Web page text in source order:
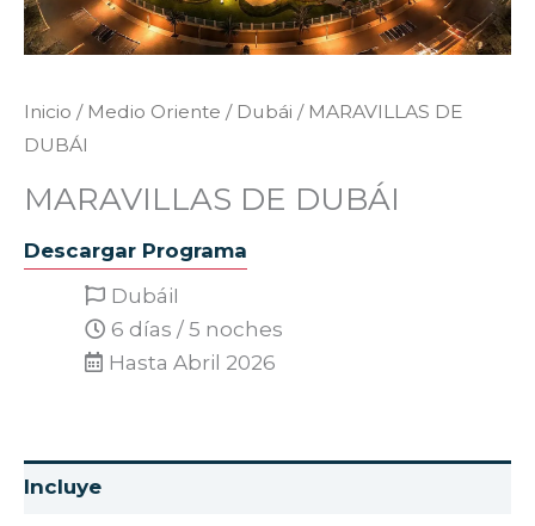
Inicio / Medio Oriente / Dubái / MARAVILLAS DE
DUBÁI
MARAVILLAS DE DUBÁI
Descargar Programa
DubáiI
6 días / 5 noches
Hasta Abril 2026